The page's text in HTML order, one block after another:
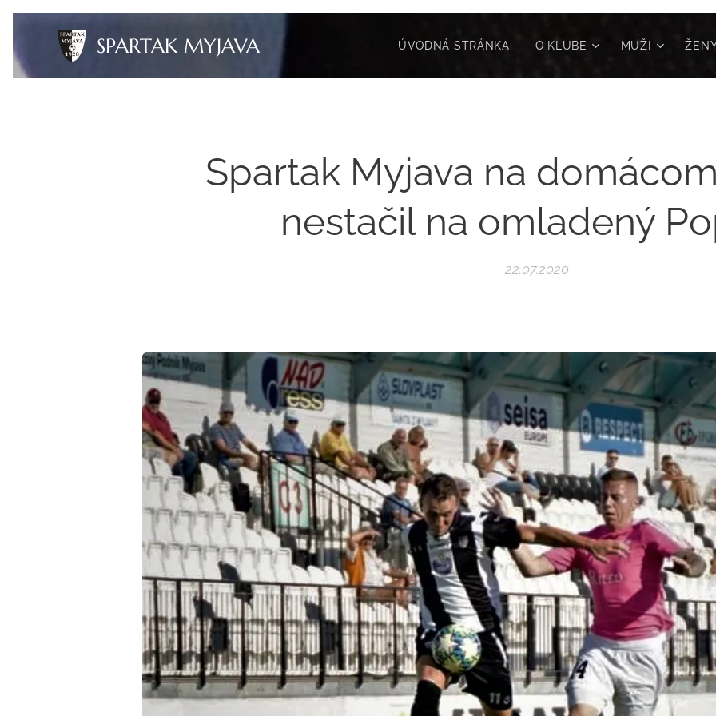
SPARTAK MYJAVA ÚVODNÁ STRÁNKA O KLUBE MUŽI
Spartak Myjava na
nestačil na omladený
22.07.2020